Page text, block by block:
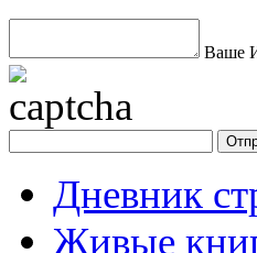
Ваше
Дневник
Живые